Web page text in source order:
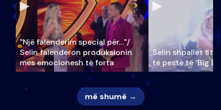
"Një falenderim special për…"/
Selin falënderon produksionin
mes emocionesh të forta
Selin shpallet
të pestë të ‘Big
më shumë →